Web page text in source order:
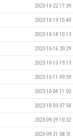
2023-10-22 17:39
2023-10-19 15:40
2023-10-18 10:13
2023-10-16 20:29
2023-10-15 19:13
2023-10-11 09:39
2023-10-04 11:03
2023-10-03 07:54
2023-09-29 10:32
2023-09-21 08:31